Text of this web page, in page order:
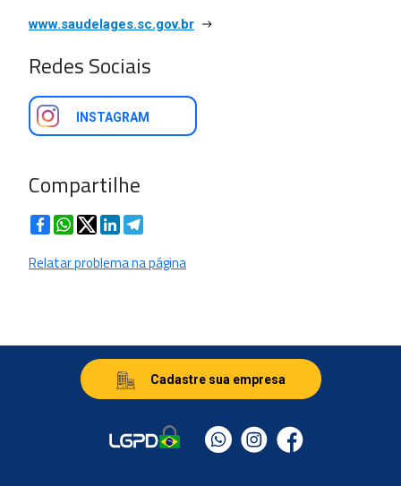
www.saudelages.sc.gov.br
Redes Sociais
INSTAGRAM
Compartilhe
FacebookWhatsApp
TwitterLinkedIn
Relatar problema na página
Cadastre sua empresa